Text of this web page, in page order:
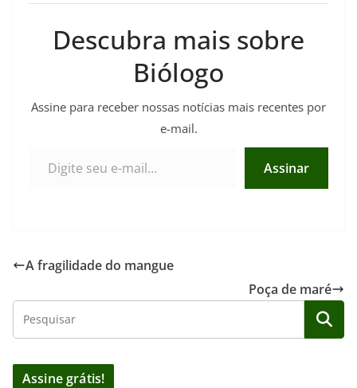
Descubra mais sobre
Biólogo
Assine para receber nossas notícias mais recentes por
e-mail.
Assinar
A fragilidade do mangue
Poça de maré
Assine grátis!